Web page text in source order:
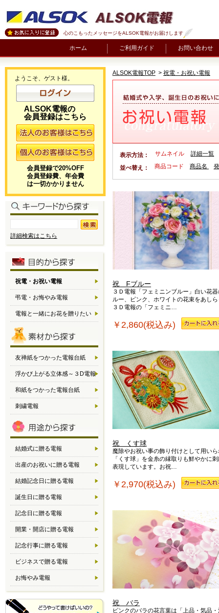
心のこもったメッセージをALSOK電報がお届けします
ホーム ご利用ガイド お問い合わせ
ALSOK電報TOP > 祝電・お祝い電報
表示方法： サムネイル 詳細一覧
並べ替え： 商品コード 商品名
祝 Fブルー
３Ｄ電報「フェミニンブルー」白い花
ルー、ピンク、ホワイトの花束をあし
３Ｄ電報の「フェミニ…
￥2,860(税込み)
祝 くす球
魔除やお祝い事の飾り付けとして用い
「くす球」を金糸の縁取りも鮮やかに
表現しています。お祝…
￥2,970(税込み)
祝 バラ
ピンクのバラの花言葉は「上品・気品
ようこそ、ゲスト様。
ALSOK電報の
会員登録はこちら
会員登録で20%OFF
会員登録費、年会費
は一切かかりません
詳細検索はこちら
祝電・お祝い電報
弔電・お悔やみ電報
電報と一緒にお花を贈りたい
友禅紙をつかった電報台紙
浮かび上がる立体感～３D電報
和紙をつかった電報台紙
刺繍電報
結婚式に贈る電報
出産のお祝いに贈る電報
結婚記念日に贈る電報
誕生日に贈る電報
記念日に贈る電報
開業・開店に贈る電報
記念行事に贈る電報
ビジネスで贈る電報
お悔やみ電報